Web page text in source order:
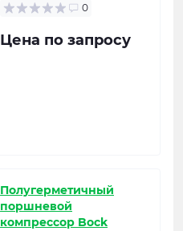
0
Цена по запросу
Полугерметичный
поршневой
компрессор Bock